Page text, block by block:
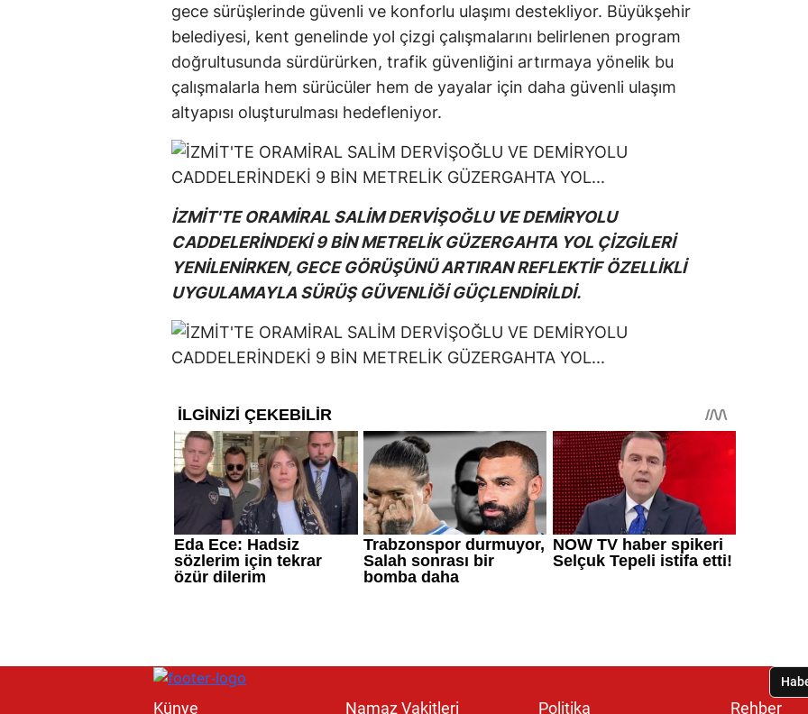
gece sürüşlerinde güvenli ve konforlu ulaşımı destekliyor. Büyükşehir
belediyesi, kent genelinde yol çizgi çalışmalarını belirlenen program
doğrultusunda sürdürürken, trafik güvenliğini artırmaya yönelik bu
çalışmalarla hem sürücüler hem de yayalar için daha güvenli ulaşım
altyapısı oluşturulması hedefleniyor.
İZMİT'TE ORAMİRAL SALİM DERVİŞOĞLU VE DEMİRYOLU
CADDELERİNDEKİ 9 BİN METRELİK GÜZERGAHTA YOL ÇİZGİLERİ
YENİLENİRKEN, GECE GÖRÜŞÜNÜ ARTIRAN REFLEKTİF ÖZELLİKLİ
UYGULAMAYLA SÜRÜŞ GÜVENLİĞİ GÜÇLENDİRİLDİ.
Künye Namaz Vakitleri Politika Rehber